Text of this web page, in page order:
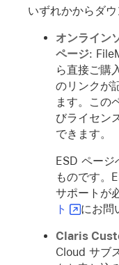
いずれかからダ
オンライン
ページ:
ら直接ご購
のリンクが
ます。この
びライセン
できます。
ESD ページ
ものです。
サポートが
ト
にお問
Claris
Cloud サブ